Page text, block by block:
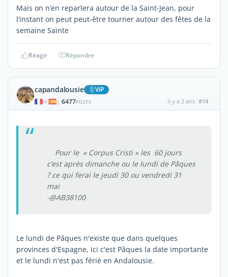
Mais on n’en reparlera autour de la Saint-Jean, pour
l’instant on peut peut-être tourner autour des fêtes de la
semaine Sainte
Réagir Répondre
capandalousie ViP
| 6477POSTS il y a 2 ans #14
Pour le « Corpus Cristi » les 60 jours
c’est après dimanche ou le lundi de Pâques
? ce qui ferai le jeudi 30 ou vendredi 31
mai
-@AB38100
Le lundi de Pâques n'existe que dans quelques
provinces d'Espagne, ici c'est Pâques la date importante
et le lundi n'est pas férié en Andalousie.